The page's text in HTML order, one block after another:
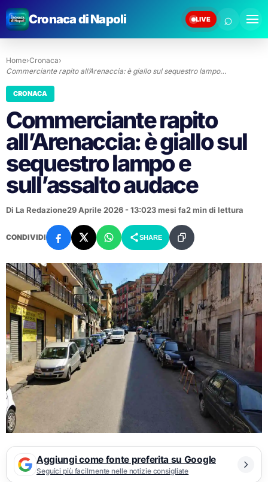
Cronaca di Napoli LIVE ⌕
Home›Cronaca›
Commerciante rapito all’Arenaccia: è giallo sul sequestro lampo…
CRONACA
Commerciante rapito
all’Arenaccia: è giallo sul
sequestro lampo e
sull’assalto audace
Di La Redazione29 Aprile 2026 - 13:023 mesi fa2 min di lettura
CONDIVIDI SHARE
Aggiungi come fonte preferita su Google
Seguici più facilmente nelle notizie consigliate